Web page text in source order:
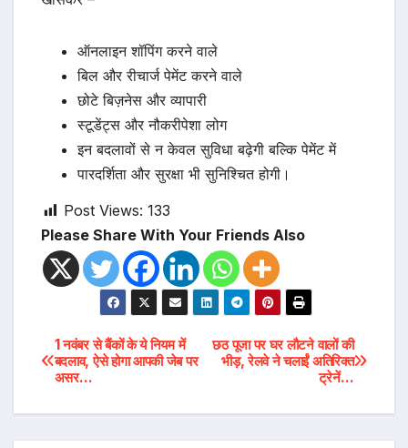
ऑनलाइन शॉपिंग करने वाले
बिल और रीचार्ज पेमेंट करने वाले
छोटे बिज़नेस और व्यापारी
स्टूडेंट्स और नौकरीपेशा लोग
इन बदलावों से न केवल सुविधा बढ़ेगी बल्कि पेमेंट में
पारदर्शिता और सुरक्षा भी सुनिश्चित होगी।
Post Views: 133
Please Share With Your Friends Also
Post
navigation
छठ पूजा पर घर लौटने वालों की
भीड़, रेलवे ने चलाईं अतिरिक्त
ट्रेनें…
1 नवंबर से बैंकों के ये नियम में
बदलाव, ऐसे होगा आपकी जेब पर
असर…